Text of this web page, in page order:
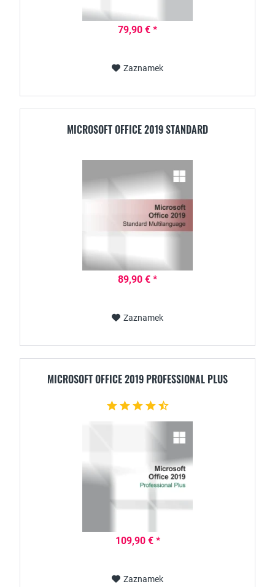
79,90 € *
Zaznamek
MICROSOFT OFFICE 2019 STANDARD
89,90 € *
Zaznamek
MICROSOFT OFFICE 2019 PROFESSIONAL PLUS
109,90 € *
Zaznamek